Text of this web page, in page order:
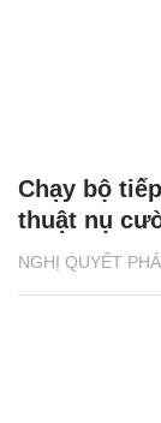
NGHỊ QUYẾT
Chạy bộ
thuật nụ